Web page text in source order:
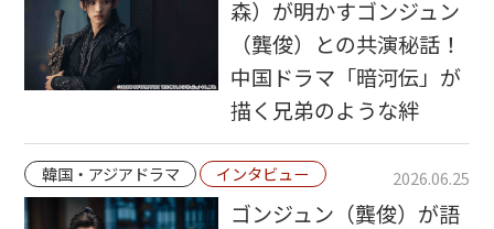
森）が明かすゴンジュン
（龔俊）との共演秘話！
中国ドラマ「暗河伝」が
描く兄弟のような絆
韓国・アジアドラマ インタビュー 2026.06.25
ゴンジュン（龔俊）が語